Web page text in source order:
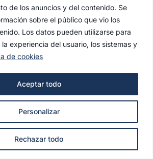
de los anuncios y del contenido. Se
sobre el público que vio los
Los datos pueden utilizarse para
experiencia del usuario, los sistemas y
de cookies
Personalizar
Rechazar todo
Aceptar todo
Y DONACIONES POR EL 25
DE LA CORONACIÓN
CANÓNICA